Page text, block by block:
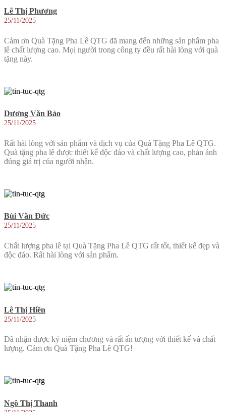
Lê Thị Phương
25/11/2025
Cảm ơn Quà Tặng Pha Lê QTG đã mang đến những sản phẩm pha
lê chất lượng cao. Mọi người trong công ty đều rất hài lòng với quà
tặng này.
Dương Văn Bảo
25/11/2025
Rất hài lòng với sản phẩm và dịch vụ của Quà Tặng Pha Lê QTG.
Quà tặng pha lê được thiết kế độc đáo và chất lượng cao, phản ánh
đúng giá trị của người nhận.
Bùi Văn Đức
25/11/2025
Chất lượng pha lê tại Quà Tặng Pha Lê QTG rất tốt, thiết kế đẹp và
độc đáo. Rất hài lòng với sản phẩm.
Lê Thị Hiền
25/11/2025
Đã nhận được kỷ niệm chương và rất ấn tượng với thiết kế và chất
lượng. Cảm ơn Quà Tặng Pha Lê QTG!
Ngô Thị Thanh